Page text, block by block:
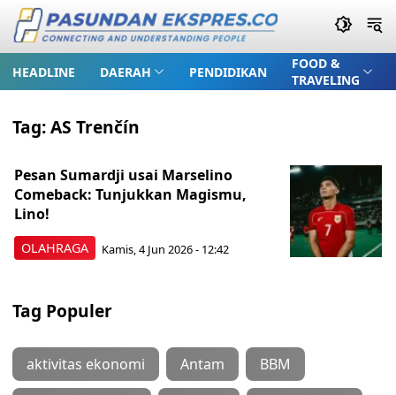
HEADLINE DAERAH PENDIDIKAN
FOOD &
TRAVELING
Tag:AS Trenčín
OLAHRAGA
Pesan Sumardji usai Marselino
Comeback: Tunjukkan Magismu,
Lino!
Kamis, 4 Jun 2026 - 12:42
Tag Populer
aktivitas ekonomi Antam BBM